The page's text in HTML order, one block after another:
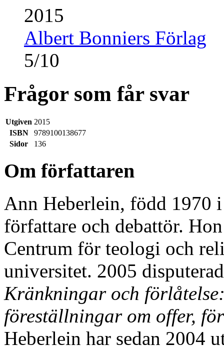
2015
Albert Bonniers Förlag
5/10
Frågor som får svar
Utgiven 2015
ISBN
9789100138677
Sidor
136
Om författaren
Ann Heberlein, född 1970
författare och debattör.
Centrum för teologi och
universitet. 2005
Kränkningar och
föreställningar om offer,
Heberlein har sedan 2004